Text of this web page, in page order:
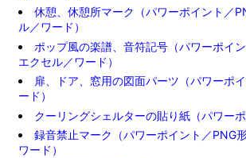
休憩、休憩所マーク（パワーポイント／
ル／ワード）
ポップ風の楽譜、音符記号（パワーポイ
エクセル／ワード）
扉、ドア、窓用の図面パーツ（パワーポ
ード）
クーリングシェルターの貼り紙（パワーポ
録音禁止マーク（パワーポイント／PNG
ワード）